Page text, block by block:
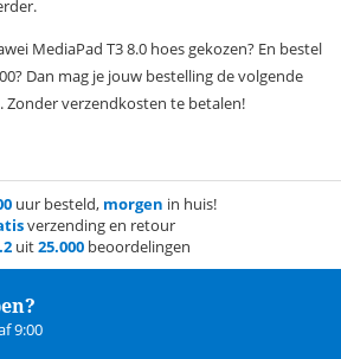
MediaPad T3 8.0 hoes gekozen? En bestel
Dan mag je jouw bestelling de volgende
Zonder verzendkosten te betalen!
uur besteld, morgen in huis!
verzending en retour
uit25.000 beoordelingen
9:00